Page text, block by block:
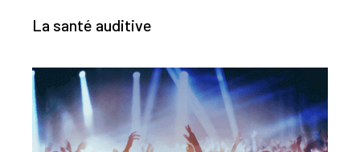
La santé auditive